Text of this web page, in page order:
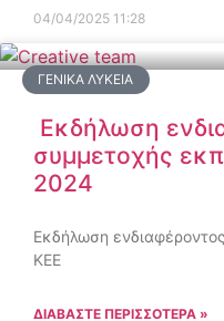
04/04/2025 11:28
ΓΕΝΙΚΆ ΛΎΚΕΙΑ
Εκδήλωση
συμμετοχής
2024
Εκδήλωση
ΚΕΕ
ΔΙΑΒΑΣΤΕ ΠΕΡΙΣΣΟΤΕΡΑ »